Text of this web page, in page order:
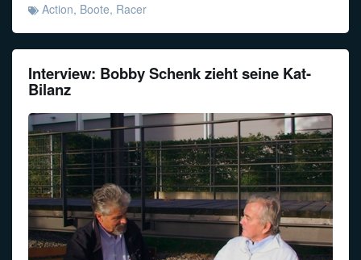
Action, Boote, Racer
Interview: Bobby Schenk zieht seine Kat-
Bilanz